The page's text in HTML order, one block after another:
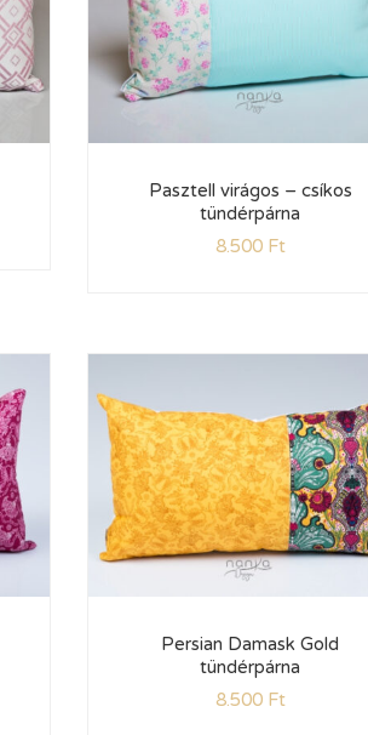
Pasztell virágos – csíkos
tündérpárna
8.500 Ft
Persian Damask Gold
tündérpárna
8.500 Ft